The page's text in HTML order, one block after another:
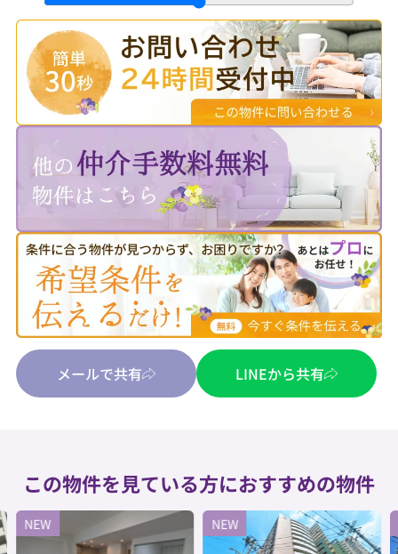
メールで共有 LINEから共有
この物件を見ている方におすすめの物件
NEW NEW